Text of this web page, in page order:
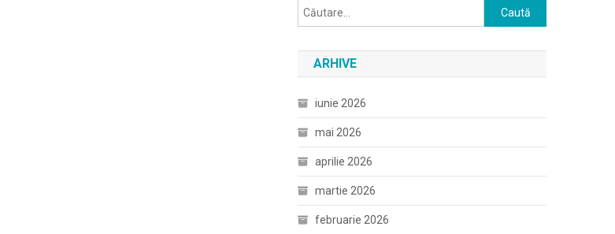
Caută
după:
ARHIVE
iunie 2026
mai 2026
aprilie 2026
martie 2026
februarie 2026